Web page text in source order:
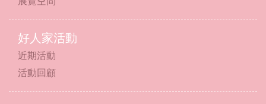
好人家活動
近期活動
活動回顧